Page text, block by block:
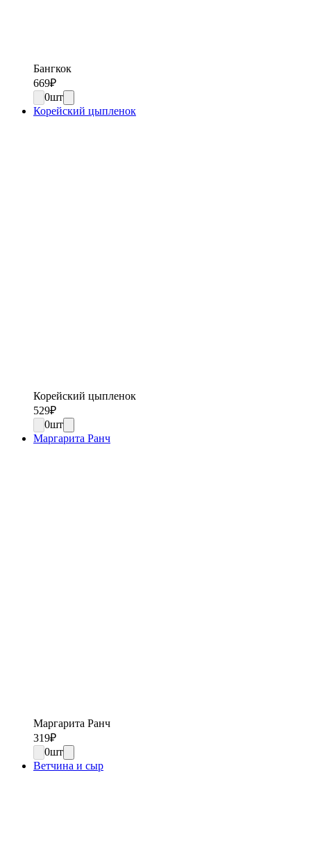
Бангкок
669₽
0шт
Корейский цыпленок
Корейский цыпленок
529₽
0шт
Маргарита Ранч
Маргарита Ранч
319₽
0шт
Ветчина и сыр